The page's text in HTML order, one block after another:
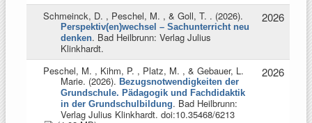
Schmeinck, D. , Peschel, M. , & Goll, T. . (2026).
Perspektiv(en)wechsel – Sachunterricht neu
denken. Bad Heilbrunn: Verlag Julius
Klinkhardt.
2026
Peschel, M. , Kihm, P. , Platz, M. , & Gebauer, L.
Marie. (2026). Bezugsnotwendigkeiten der
Grundschule. Pädagogik und Fachdidaktik
in der Grundschulbildung. Bad Heilbrunn:
Verlag Julius Klinkhardt. doi:10.35468/6213
2026